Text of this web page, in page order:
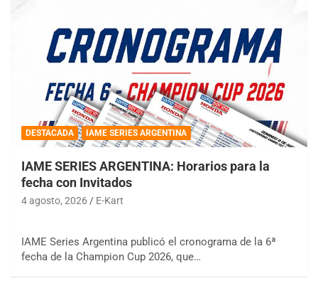
DESTACADA IAME SERIES ARGENTINA
IAME SERIES ARGENTINA: Horarios para la
fecha con Invitados
4 agosto, 2026 E-Kart
IAME Series Argentina publicó el cronograma de la 6ª
fecha de la Champion Cup 2026, que…